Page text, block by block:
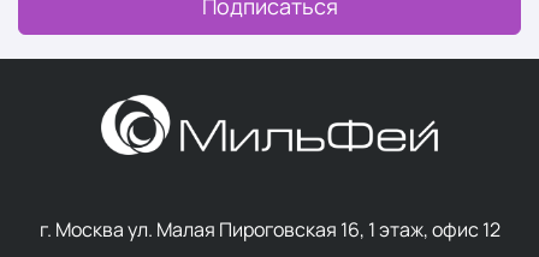
Подписаться
г. Москва ул. Малая Пироговская 16, 1 этаж, офис 12